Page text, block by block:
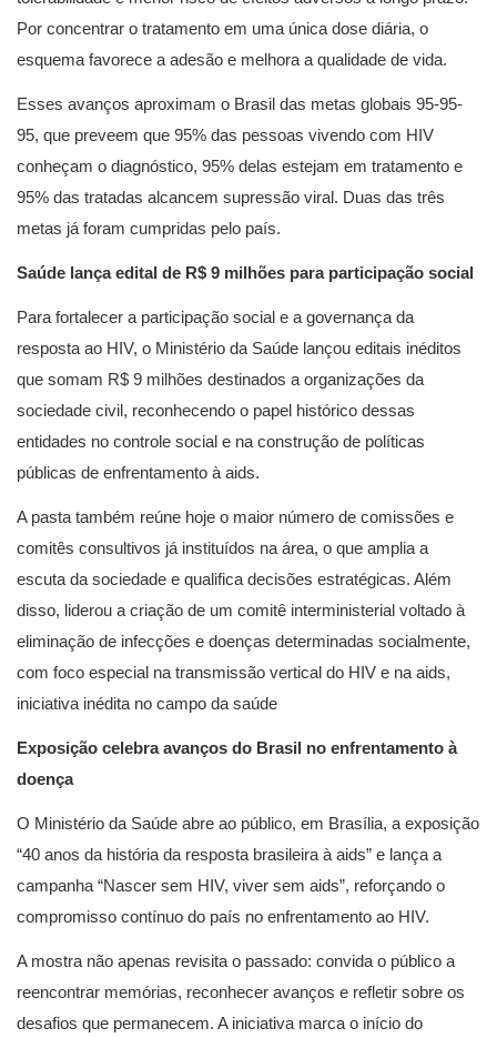
Por concentrar o tratamento em uma única dose diária, o
esquema favorece a adesão e melhora a qualidade de vida.
Esses avanços aproximam o Brasil das metas globais 95-95-
95, que preveem que 95% das pessoas vivendo com HIV
conheçam o diagnóstico, 95% delas estejam em tratamento e
95% das tratadas alcancem supressão viral. Duas das três
metas já foram cumpridas pelo país.
Saúde lança edital de R$ 9 milhões para participação social
Para fortalecer a participação social e a governança da
resposta ao HIV, o Ministério da Saúde lançou editais inéditos
que somam R$ 9 milhões destinados a organizações da
sociedade civil, reconhecendo o papel histórico dessas
entidades no controle social e na construção de políticas
públicas de enfrentamento à aids.
A pasta também reúne hoje o maior número de comissões e
comitês consultivos já instituídos na área, o que amplia a
escuta da sociedade e qualifica decisões estratégicas. Além
disso, liderou a criação de um comitê interministerial voltado à
eliminação de infecções e doenças determinadas socialmente,
com foco especial na transmissão vertical do HIV e na aids,
iniciativa inédita no campo da saúde
Exposição celebra avanços do Brasil no enfrentamento à
doença
O Ministério da Saúde abre ao público, em Brasília, a exposição
“40 anos da história da resposta brasileira à aids” e lança a
campanha “Nascer sem HIV, viver sem aids”, reforçando o
compromisso contínuo do país no enfrentamento ao HIV.
A mostra não apenas revisita o passado: convida o público a
reencontrar memórias, reconhecer avanços e refletir sobre os
desafios que permanecem. A iniciativa marca o início do